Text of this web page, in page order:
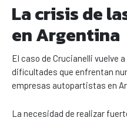
La crisis de
en Argentina
El caso de Crucianelli vuelve
dificultades que enfrentan
empresas autopartistas en
La necesidad de realizar